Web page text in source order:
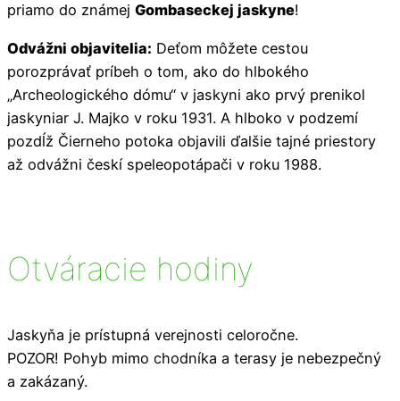
priamo do známej Gombaseckej jaskyne!
Odvážni objavitelia: Deťom môžete cestou
porozprávať príbeh o tom, ako do hlbokého
„Archeologického dómu“ v jaskyni ako prvý prenikol
jaskyniar J. Majko v roku 1931. A hlboko v podzemí
pozdĺž Čierneho potoka objavili ďalšie tajné priestory
až odvážni českí speleopotápači v roku 1988.
Otváracie hodiny
Jaskyňa je prístupná verejnosti celoročne.
POZOR! Pohyb mimo chodníka a terasy je nebezpečný
a zakázaný.